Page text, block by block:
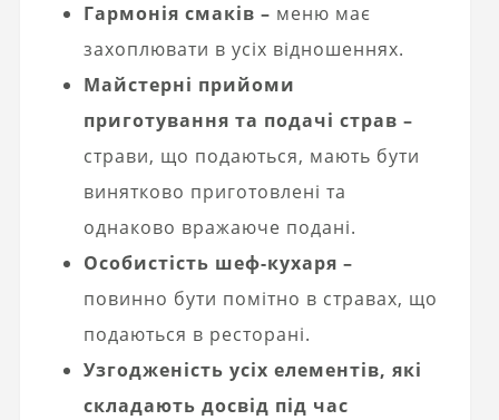
Гармонія смаків – меню має
захоплювати в усіх відношеннях.
Майстерні прийоми
приготування та подачі страв –
страви, що подаються, мають бути
винятково приготовлені та
однаково вражаюче подані.
Особистість шеф-кухаря –
повинно бути помітно в стравах, що
подаються в ресторані.
Узгодженість усіх елементів, які
складають досвід під час